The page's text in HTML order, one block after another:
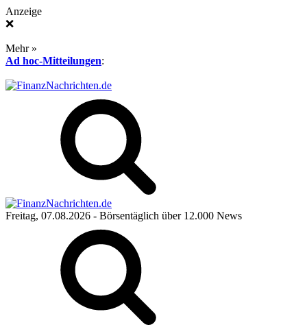
Anzeige
❌
Mehr »
Ad hoc-Mitteilungen:
Freitag, 07.08.2026 - Börsentäglich über 12.000 News